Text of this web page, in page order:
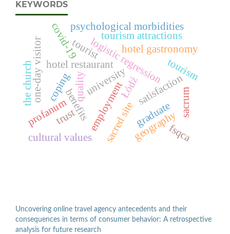
KEYWORDS
graduate
employment
university
logistic regression
hotel restaurant
Łódź
hotel gastronomy
tourism attractions
quality satisfaction
benefits
tourism
tourist
one-day visitor
geography
sacrum
profanum sacred site
the church
covid-19psychological morbidities
coping
cultural values
trust
fsqca
Uncovering online travel agency antecedents and their
consequences in terms of consumer behavior: A retrospective
analysis for future research